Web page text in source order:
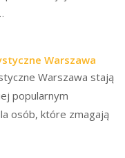
Warszawa
Warszawa stają
popularnym
osób, które zmagają